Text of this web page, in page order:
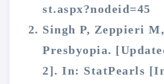
st.aspx?nodeid=45
Singh P, Zeppieri
Presbyopia.
2]. In: StatPearls